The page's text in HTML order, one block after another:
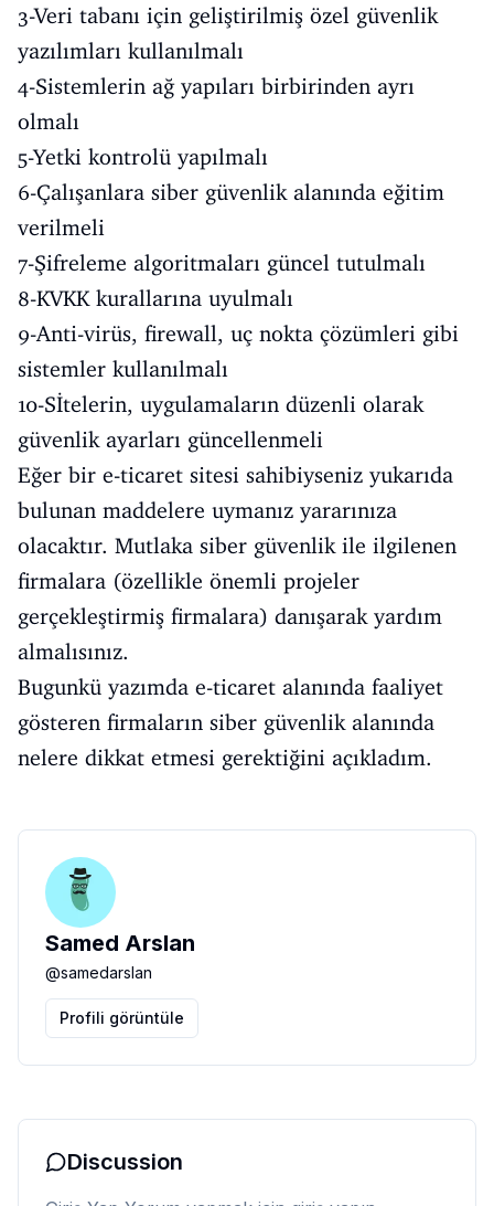
3-Veri tabanı için geliştirilmiş özel güvenlik
yazılımları kullanılmalı
4-Sistemlerin ağ yapıları birbirinden ayrı
olmalı
5-Yetki kontrolü yapılmalı
6-Çalışanlara siber güvenlik alanında eğitim
verilmeli
7-Şifreleme algoritmaları güncel tutulmalı
8-KVKK kurallarına uyulmalı
9-Anti-virüs, firewall, uç nokta çözümleri gibi
sistemler kullanılmalı
10-Sİtelerin, uygulamaların düzenli olarak
güvenlik ayarları güncellenmeli
Eğer bir e-ticaret sitesi sahibiyseniz yukarıda
bulunan maddelere uymanız yararınıza
olacaktır. Mutlaka siber güvenlik ile ilgilenen
firmalara (özellikle önemli projeler
gerçekleştirmiş firmalara) danışarak yardım
almalısınız.
Bugunkü yazımda e-ticaret alanında faaliyet
gösteren firmaların siber güvenlik alanında
nelere dikkat etmesi gerektiğini açıkladım.
Samed Arslan
@samedarslan
Profili görüntüle
Discussion